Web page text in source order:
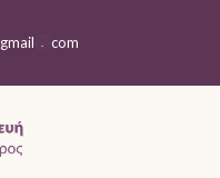
gmail com